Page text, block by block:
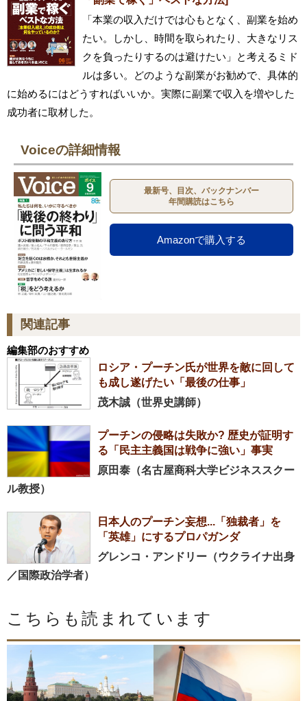
「本業の収入だけでは心もとなく、副業を始め
たい。しかし、時間を取られたり、大きなリス
クを負ったりするのは避けたい」と考えるミド
ルは多い。どのような副業がお勧めで、具体的
に始めるにはどうすればいいか。実際に副業で収入を増やした
成功者に取材した。
Voiceの詳細情報
最新号、目次、バックナンバー
年間購読はこちら
Amazonで購入する
関連記事
編集部のおすすめ
ロシア・プーチン氏が世界を敵に回して
も成し遂げたい「最後の仕事」
茂木誠（世界史講師）
プーチンの侵略は失敗か? 歴史が証明す
る「民主主義国は戦争に強い」事実
原田泰（名古屋商科大学ビジネススクー
ル教授）
日本人のプーチン妄想...「独裁者」を
「英雄」にするプロパガンダ
グレンコ・アンドリー（ウクライナ出身
／国際政治学者）
こちらも読まれています